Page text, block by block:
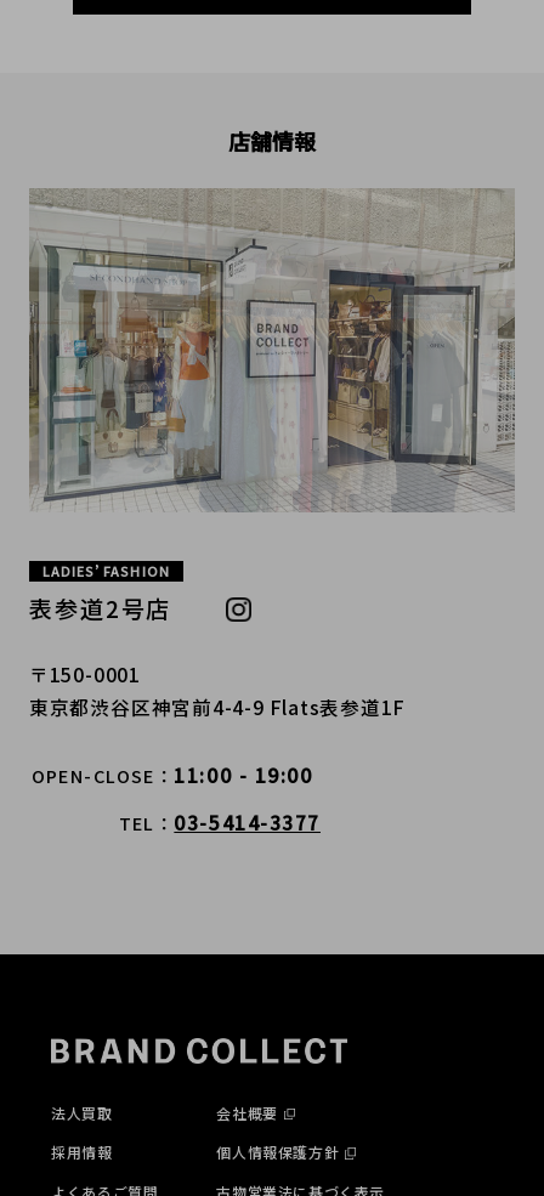
店舗情報
LADIES’ FASHION
表参道2号店
〒150-0001
東京都渋谷区神宮前4-4-9 Flats表参道1F
OPEN-CLOSE 11:00 - 19:00
TEL 03-5414-3377
法人買取
採用情報
よくあるご質問
会社概要
個人情報保護方針
古物営業法に基づく表示